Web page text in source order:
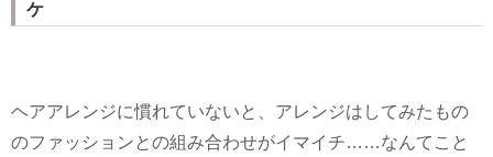
ケ
ヘアアレンジに慣れていないと、アレンジはしてみたもの
のファッションとの組み合わせがイマイチ……なんてこと